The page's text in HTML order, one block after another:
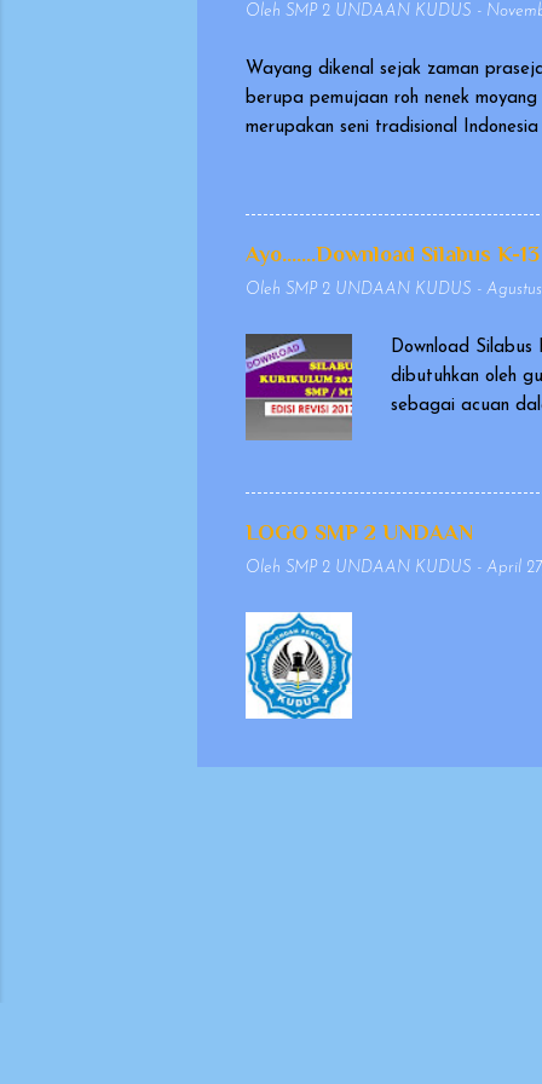
Oleh SMP 2 UNDAAN KUDUS -
Wayang dikenal sejak zaman
berupa pemujaan roh nenek
merupakan seni tradisional
sangat berharga (Masterpiece of
memakai kostum, yang dikenal
Wayang yang dimainkan dalang ini
Ayo.......Download Silabus K-
Oleh SMP 2 UNDAAN KUDUS -
Download Silabus
dibutuhkan oleh
sebagai acuan
dikeluarkan pada
penulisan yang
agar
keselarasan
LOGO SMP 2 UNDAAN
Oleh SMP 2 UNDAAN KUDUS - April